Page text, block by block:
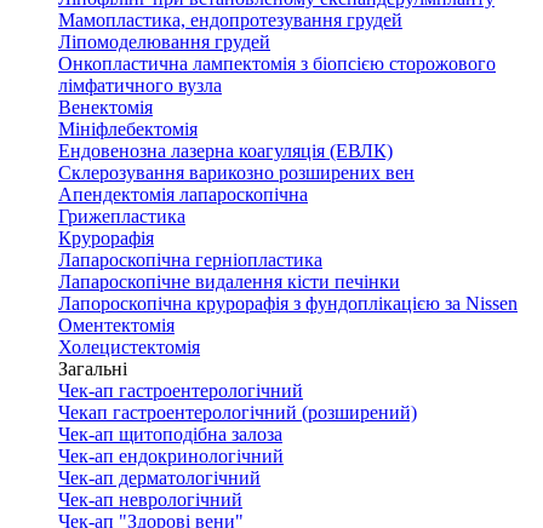
Мамопластика, ендопротезування грудей
Ліпомоделювання грудей
Онкопластична лампектомія з біопсією сторожового
лімфатичного вузла
Венектомія
Мініфлебектомія
Ендовенозна лазерна коагуляція (ЕВЛК)
Склерозування варикозно розширених вен
Апендектомія лапароскопічна
Грижепластика
Крурорафія
Лапароскопічна герніопластика
Лапароскопічне видалення кісти печінки
Лапороскопічна крурорафія з фундоплікацією за Nissen
Оментектомія
Холецистектомія
Загальні
Чек-ап гастроентерологічний
Чекап гастроентерологічний (розширений)
Чек-ап щитоподібна залоза
Чек-ап ендокринологічний
Чек-ап дерматологічний
Чек-ап неврологічний
Чек-ап "Здорові вени"